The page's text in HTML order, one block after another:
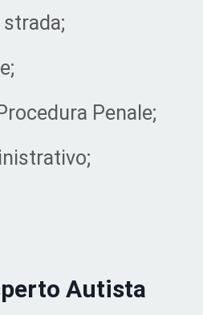
Penale;
Autista